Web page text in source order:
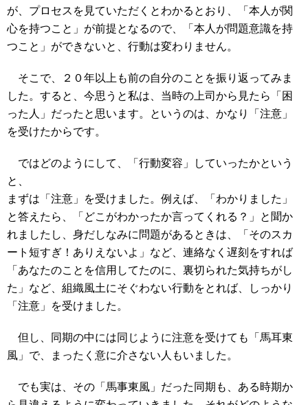
が、プロセスを見ていただくとわかるとおり、「本人が関
心を持つこと」が前提となるので、「本人が問題意識を持
つこと」ができないと、行動は変わりません。
そこで、２０年以上も前の自分のことを振り返ってみま
した。すると、今思うと私は、当時の上司から見たら「困
った人」だったと思います。というのは、かなり「注意」
を受けたからです。
ではどのようにして、「行動変容」していったかという
と、
まずは「注意」を受けました。例えば、「わかりました」
と答えたら、「どこがわかったか言ってくれる？」と聞か
れましたし、身だしなみに問題があるときは、「そのスカ
ート短すぎ！ありえないよ」など、連絡なく遅刻をすれば
「あなたのことを信用してたのに、裏切られた気持ちがし
た」など、組織風土にそぐわない行動をとれば、しっかり
「注意」を受けました。
但し、同期の中には同じように注意を受けても「馬耳東
風」で、まったく意に介さない人もいました。
でも実は、その「馬事東風」だった同期も、ある時期か